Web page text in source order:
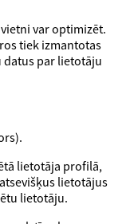
var optimizēt.
tiek izmantotas
datus par lietotāju
lietotāja profilā,
lietotājus
lietotāju.